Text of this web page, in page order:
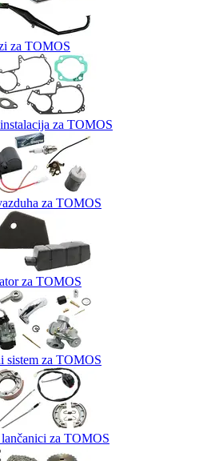
za TOMOS
za TOMOS
za TOMOS
za TOMOS
sistem za TOMOS
za TOMOS